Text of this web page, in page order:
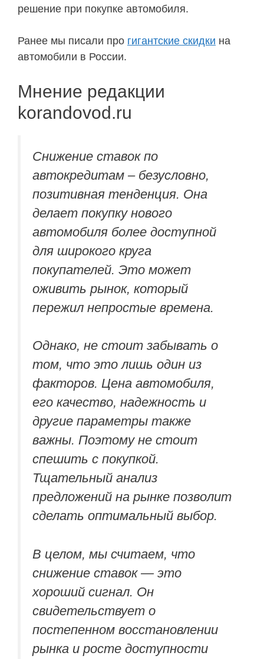
решение при покупке автомобиля.
Ранее мы писали про гигантские скидки на
автомобили в России.
Мнение редакции
korandovod.ru
Снижение ставок по
автокредитам – безусловно,
позитивная тенденция. Она
делает покупку нового
автомобиля более доступной
для широкого круга
покупателей. Это может
оживить рынок, который
пережил непростые времена.
Однако, не стоит забывать о
том, что это лишь один из
факторов. Цена автомобиля,
его качество, надежность и
другие параметры также
важны. Поэтому не стоит
спешить с покупкой.
Тщательный анализ
предложений на рынке позволит
сделать оптимальный выбор.
В целом, мы считаем, что
снижение ставок — это
хороший сигнал. Он
свидетельствует о
постепенном восстановлении
рынка и росте доступности